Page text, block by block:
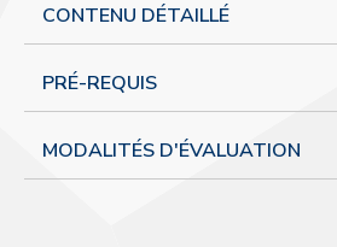
CONTENU DÉTAILLÉ
PRÉ-REQUIS
MODALITÉS D'ÉVALUATION